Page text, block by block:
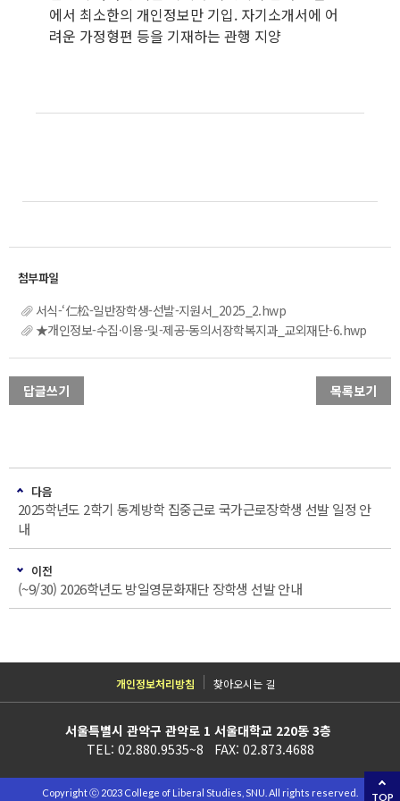
에서 최소한의 개인정보만 기입. 자기소개서에 어
려운 가정형편 등을 기재하는 관행 지양
서식-‘仁松-일반장학생-선발-지원서_2025_2.hwp
★개인정보-수집·이용-및-제공-동의서장학복지과_교외재단-6.hwp
답글쓰기 목록보기
다음
2025학년도 2학기 동계방학 집중근로 국가근로장학생 선발 일정 안
내
이전
(~9/30) 2026학년도 방일영문화재단 장학생 선발 안내
TOP
개인정보처리방침 찾아오시는 길
서울특별시 관악구 관악로 1 서울대학교 220동 3층
TEL: 02.880.9535~8 FAX: 02.873.4688
Copyright ⓒ 2023 College of Liberal Studies, SNU. All rights reserved.